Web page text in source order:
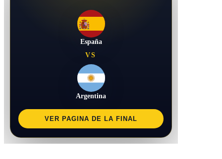
España
VS
Argentina
VER PAGINA DE LA FINAL